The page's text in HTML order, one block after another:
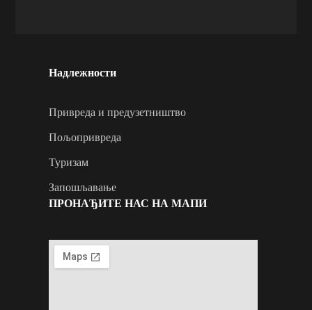
Надлежности
Привреда и предузетништво
Пољопривреда
Туризам
Запошљавање
ПРОНАЂИТЕ НАС НА МАПИ